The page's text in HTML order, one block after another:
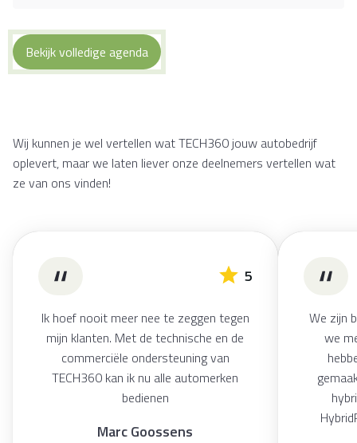
Bekijk volledige agenda
Wij kunnen je wel vertellen wat TECH360 jouw autobedrijf
oplevert, maar we laten liever onze deelnemers vertellen wat
ze van ons vinden!
5
Ik hoef nooit meer nee te zeggen tegen
mijn klanten. Met de technische en de
commerciële ondersteuning van
TECH360 kan ik nu alle automerken
bedienen
Marc Goossens
We zijn
we